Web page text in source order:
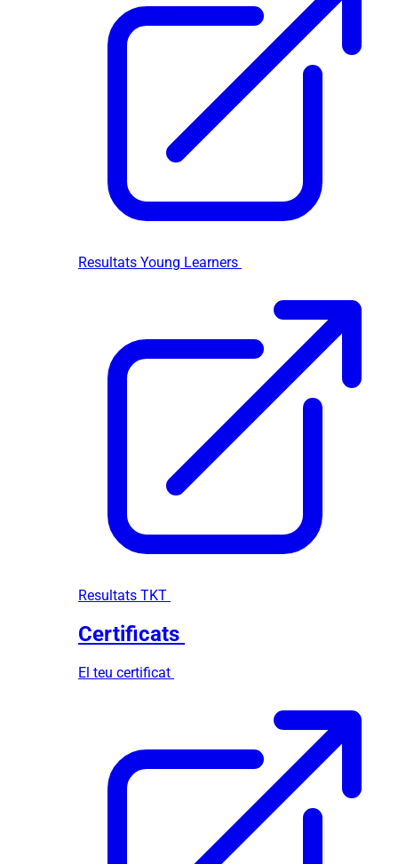
Resultats Young Learners
Resultats TKT
Certificats
El teu certificat